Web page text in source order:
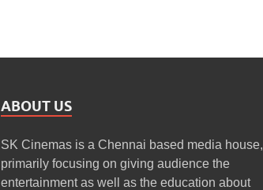
ABOUT US
SK Cinemas is a Chennai based media house,
primarily focusing on giving audience the
entertainment as well as the education about